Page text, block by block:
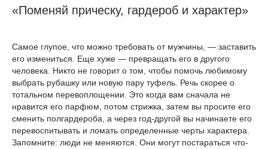
«Поменяй прическу, гардероб и характер»
Самое глупое, что можно требовать от мужчины, — заставить
его измениться. Еще хуже — превращать его в другого
человека. Никто не говорит о том, чтобы помочь любимому
выбрать рубашку или новую пару туфель. Речь скорее о
тотальном перевоплощении. Это когда вам сначала не
нравится его парфюм, потом стрижка, затем вы просите его
сменить полгардероба, а через год-другой вы начинаете его
перевоспитывать и ломать определенные черты характера.
Запомните: люди не меняются. Они могут постараться что-